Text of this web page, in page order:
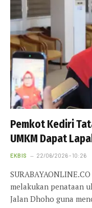
Pemkot Kediri
UMKM Dapat
EKBIS 22/06/2026 - 10:26
melakukan penataan
Jalan Dhoho guna